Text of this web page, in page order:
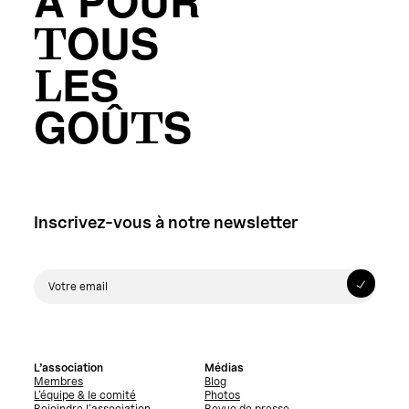
TOUS
LES
GOÛTS
Inscrivez-vous à notre newsletter
L’association
Membres
L’équipe & le comité
Médias
Blog
Photos